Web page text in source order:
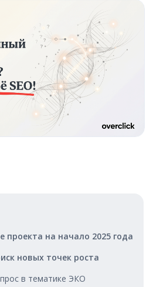
проекта на начало 2025 года
новых точек роста
в тематике ЭКО